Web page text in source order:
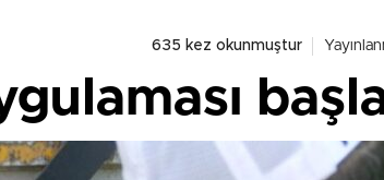
635 kez okunmuştur